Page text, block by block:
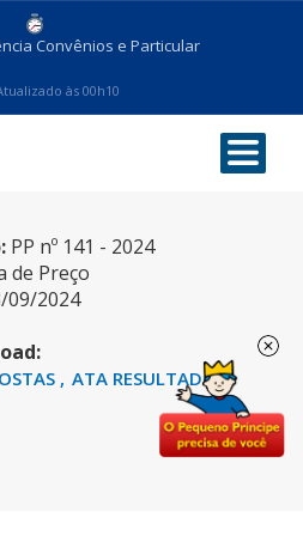
Convênios e Particular
às 00h10
PP nº 141 - 2024
de Preço
09/2024
ATA RESULTADO